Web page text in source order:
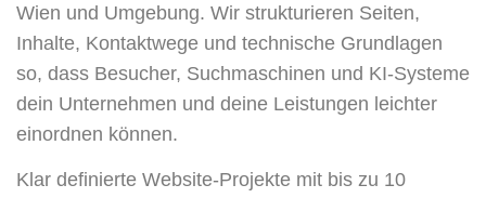
Wien und Umgebung. Wir strukturieren Seiten,
Inhalte, Kontaktwege und technische Grundlagen
so, dass Besucher, Suchmaschinen und KI-Systeme
dein Unternehmen und deine Leistungen leichter
einordnen können.
Klar definierte Website-Projekte mit bis zu 10